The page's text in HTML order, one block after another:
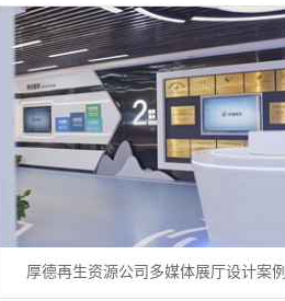
厚德再生资源公司多媒体展厅设计案例